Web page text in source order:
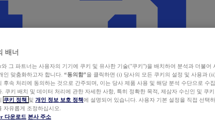
배너
와 그 파트너는 사용자의 기기에 쿠키 및 유사한 기술("쿠키")을 배치하여 분석과 더불어
인 맞춤화하고자 합니다. “동의함”을 클릭하면 (i) 당사의 모든 쿠키의 설정 및 사용과
후속 처리에 동의하는 것으로 간주되며, 이는 당사 제품 사용 및 해당 분석 수단으로 수
. 쿠키 배치 및 데이터 처리에 관한 자세한 사항, 특히 정확한 목적, 제삼자 수신인 및 쿠
쿠키 정책 및 개인 정보 보호 정책에 설명되어 있습니다. 사용자 기본 설정을 직접 선택
자유롭게 조정하십시오.
다운로드 본사 주소